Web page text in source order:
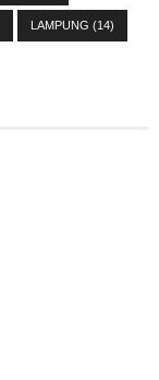
LAMPUNG (14)